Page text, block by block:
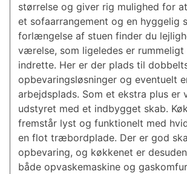
størrelse og giver rig mulighed for
et sofaarrangement og en hyggelig
forlængelse af stuen finder du
værelse, som ligeledes er
indrette. Her er der plads til
opbevaringsløsninger og eventuelt
arbejdsplads. Som et ekstra plus er
udstyret med et indbygget skab.
fremstår lyst og funktionelt med
en flot træbordplade. Der er god
opbevaring, og køkkenet er
både opvaskemaskine og